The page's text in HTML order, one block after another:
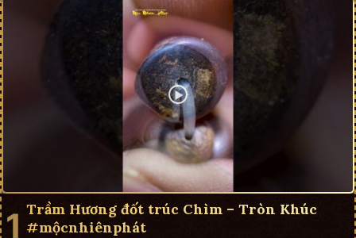
Trầm Hương đốt trúc Chìm – Tròn Khúc
#mộcnhiênphát